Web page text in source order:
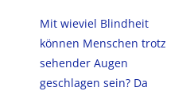
Mit wieviel Blindheit
können Menschen trotz
sehender Augen
geschlagen sein? Da